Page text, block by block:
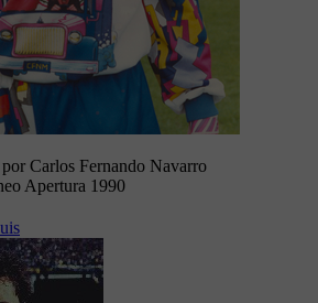
Carlos Fernando Navarro
Apertura 1990